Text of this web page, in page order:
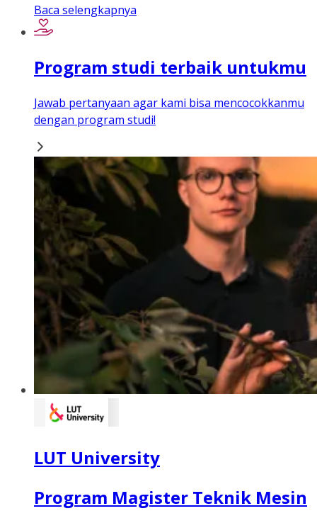
Baca selengkapnya
Program studi terbaik untukmu
Jawab pertanyaan agar kami bisa mencocokkanmu
dengan program studi!
LUT University
Program Magister Teknik Mesin